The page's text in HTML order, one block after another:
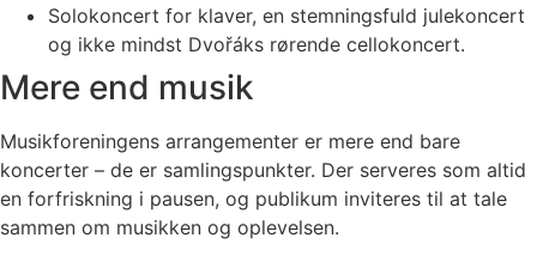
Solokoncert for klaver, en stemningsfuld julekoncert
og ikke mindst Dvořáks rørende cellokoncert.
Mere end musik
Musikforeningens arrangementer er mere end bare
koncerter – de er samlingspunkter. Der serveres som altid
en forfriskning i pausen, og publikum inviteres til at tale
sammen om musikken og oplevelsen.